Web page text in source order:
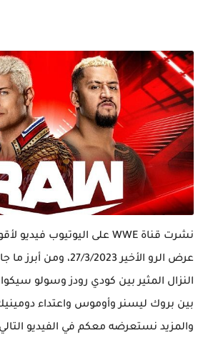
عرض الرو الأخير 27/3/
النزال المثير بين كودي رودز وسولو
بين بروك ليسنر وأوموس واعتداء
والمزيد نستعرضه معكم في الفيديو